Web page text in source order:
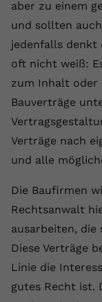
aber zu einem
und sollten
jedenfalls denkt
oft nicht weiß:
zum Inhalt oder
Bauverträge
Verträge nach
und alle
Die Baufirmen
Rechtsanwalt
ausarbeiten, die
Diese Verträge
Linie die
gutes Recht ist.
Anbieter
Name
Laufzeit